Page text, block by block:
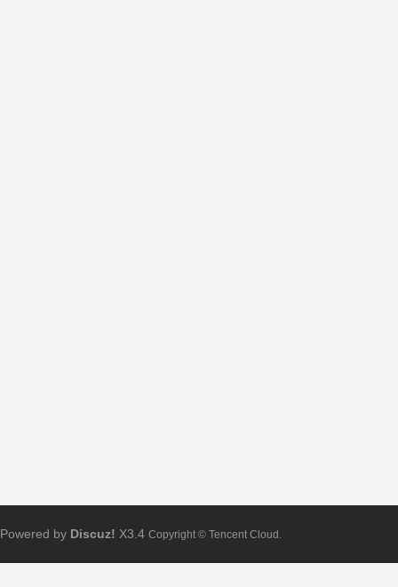
Powered by Discuz! X3.4 Copyright © Tencent Cloud.